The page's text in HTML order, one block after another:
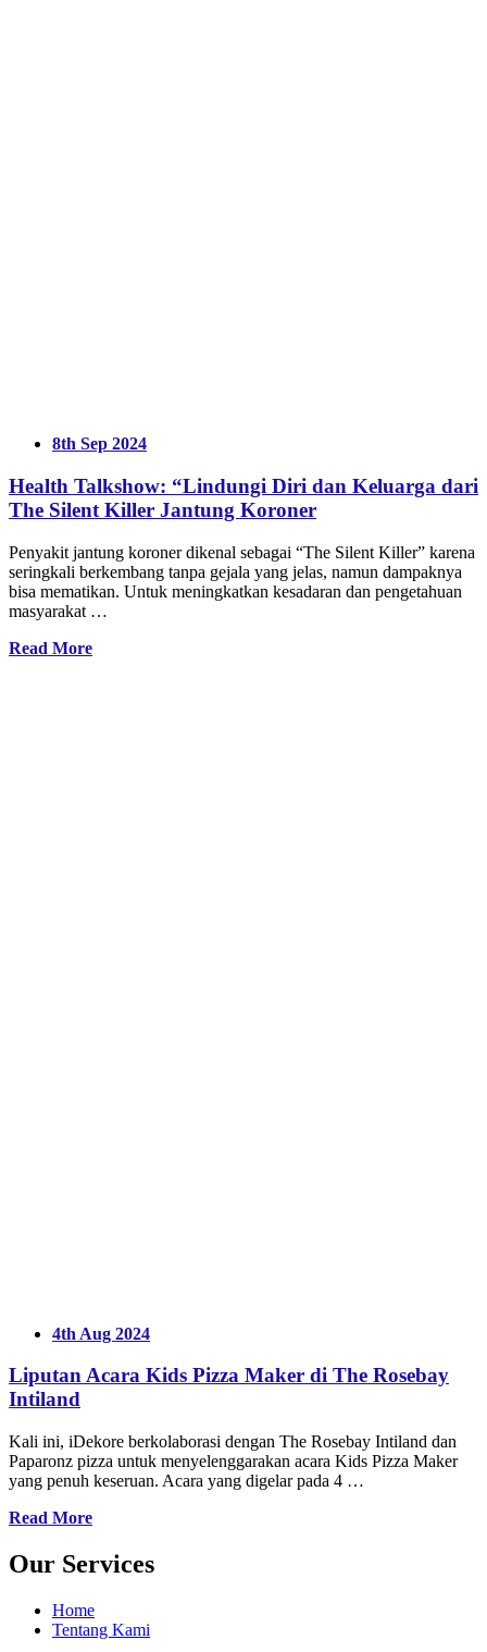
8th Sep 2024
Health Talkshow: “Lindungi Diri dan Keluarga dari
The Silent Killer Jantung Koroner
Penyakit jantung koroner dikenal sebagai “The Silent Killer” karena
seringkali berkembang tanpa gejala yang jelas, namun dampaknya
bisa mematikan. Untuk meningkatkan kesadaran dan pengetahuan
masyarakat …
Read More
4th Aug 2024
Liputan Acara Kids Pizza Maker di The Rosebay
Intiland
Kali ini, iDekore berkolaborasi dengan The Rosebay Intiland dan
Paparonz pizza untuk menyelenggarakan acara Kids Pizza Maker
yang penuh keseruan. Acara yang digelar pada 4 …
Read More
Our Services
Home
Tentang Kami